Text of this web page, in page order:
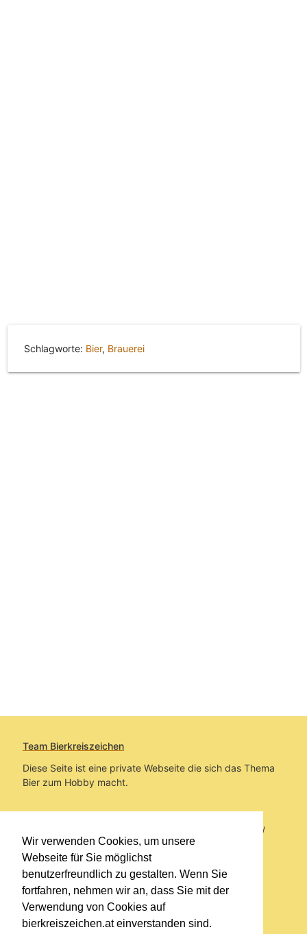
Wir verwenden Cookies, um unsere
Webseite für Sie möglichst
benutzerfreundlich zu gestalten. Wenn Sie
fortfahren, nehmen wir an, dass Sie mit der
Verwendung von Cookies auf
bierkreiszeichen.at einverstanden sind.
Schlagworte: Bier, Brauerei
Team Bierkreiszeichen
Diese Seite ist eine private Webseite die sich das Thema
Bier zum Hobby macht.
Sie befinden sich auf https://www.bierkreiszeichen.at/
im Pfad:Übers Bier/Brauereien
Erstellt: 2017-03-06
Links